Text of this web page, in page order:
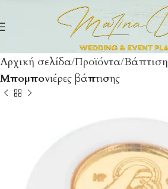
Αρχική σελίδα Προϊόντα Βάπτιση
Μπομπονιέρες βάπτισης